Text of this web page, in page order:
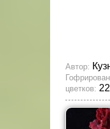
Автор:
цветков: